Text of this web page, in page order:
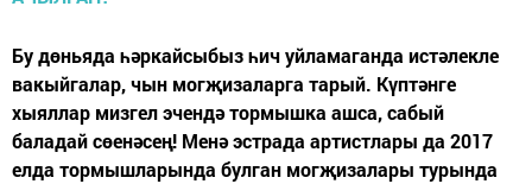
Бу дөньяда һәркайсыбыз һич уйламаганда истәлекле
вакыйгалар, чын могҗизаларга тарый. Күптәнге
хыяллар мизгел эчендә тормышка ашса, сабый
баладай сөенәсең! Менә эстрада артистлары да 2017
елда тормышларында булган могҗизалары турында